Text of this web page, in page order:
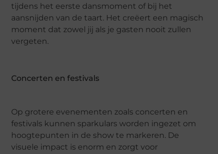
tijdens het eerste dansmoment of bij het
aansnijden van de taart. Het creëert een magisch
moment dat zowel jij als je gasten nooit zullen
vergeten.
Concerten en festivals
Op grotere evenementen zoals concerten en
festivals kunnen sparkulars worden ingezet om
hoogtepunten in de show te markeren. De
visuele impact is enorm en zorgt voor